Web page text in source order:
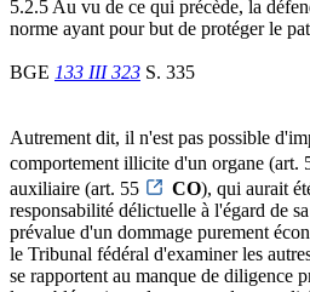
5.2.5 Au vu de ce qui précède, la
norme ayant pour but de protéger le
BGE 133 III 323 S. 335
Autrement dit, il n'est pas possible
comportement illicite d'un organe (art.
auxiliaire (art. 55
CO), qui aurait
responsabilité délictuelle à l'égard de
prévalue d'un dommage purement
le Tribunal fédéral d'examiner les
se rapportent au manque de diligence